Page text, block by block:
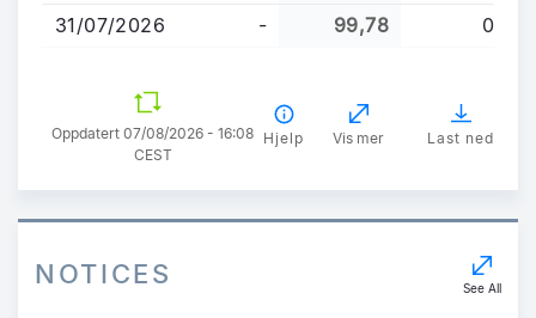
31/07/2026
- 99,78 0
Oppdatert 07/08/2026 - 16:08
CEST
Hjelp Vis mer Last ned
NOTICES See All